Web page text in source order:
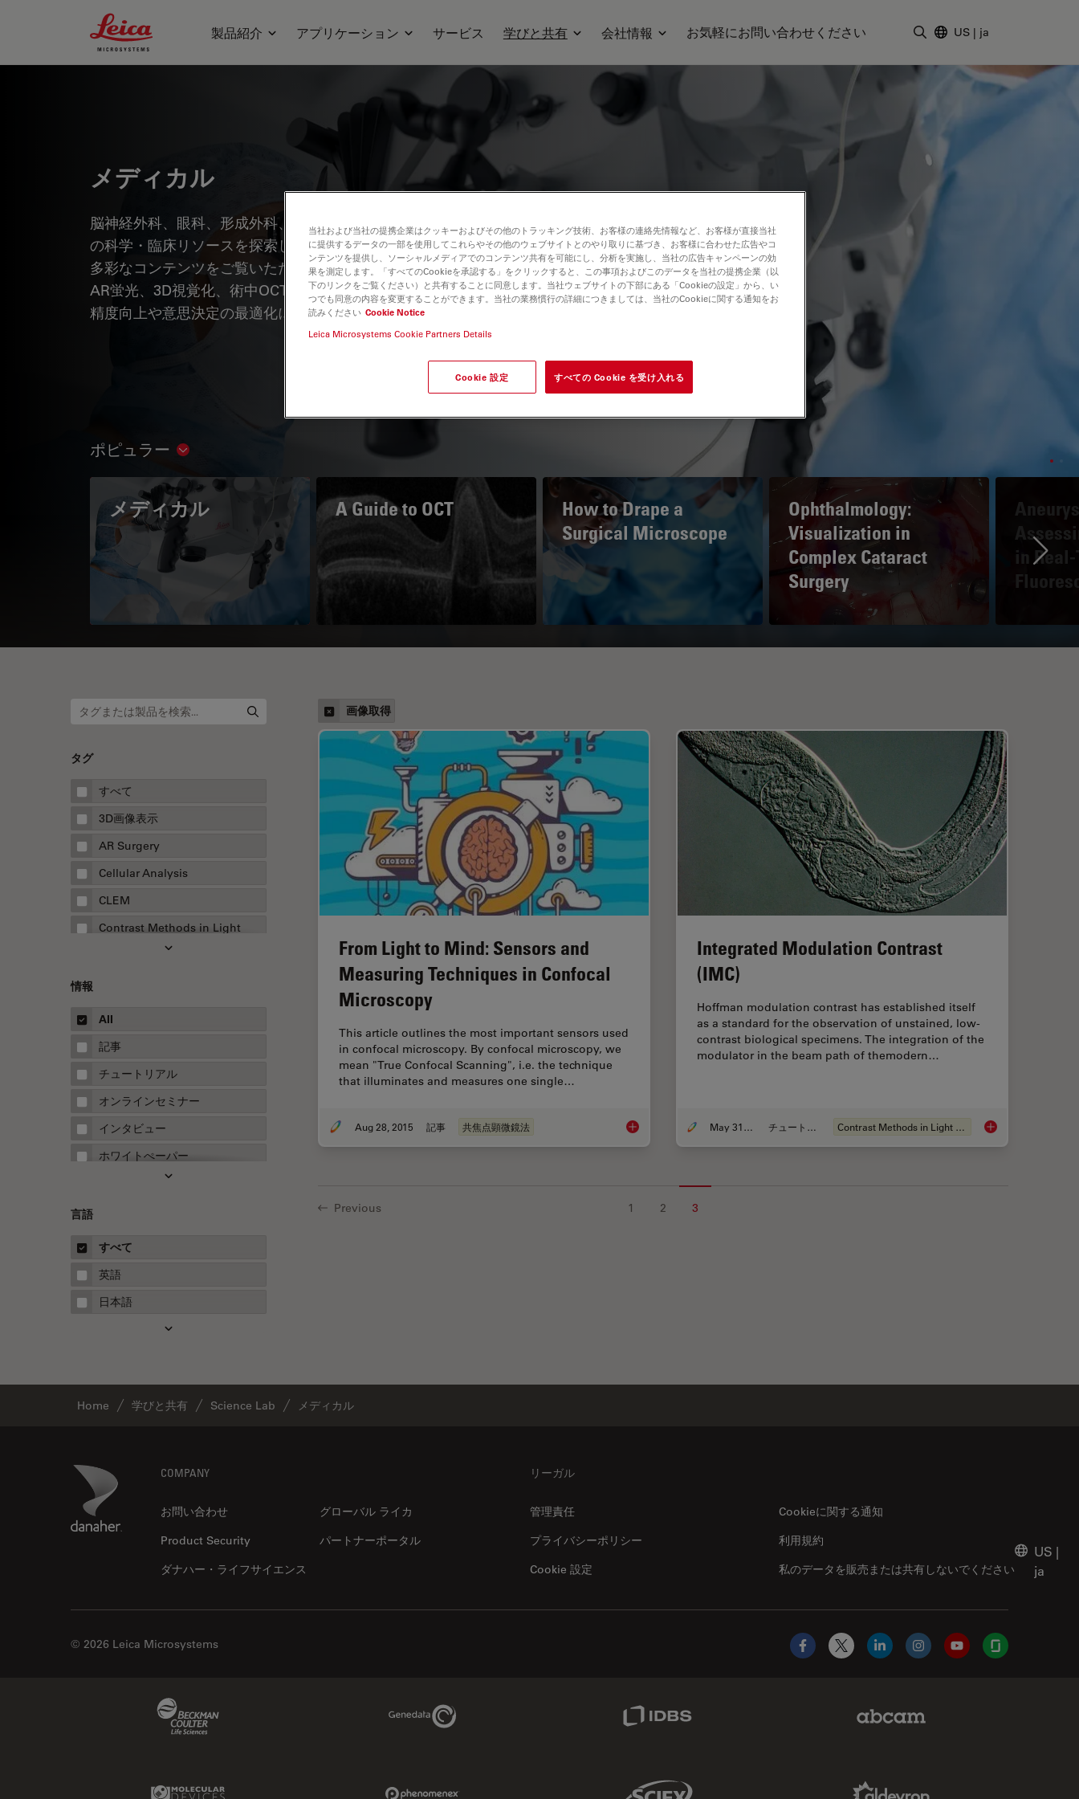
Leica Microsystems Logo
製品紹介 アプリケーション サービス 学びと共有 会社情報 お気軽にお問い合わせください US | ja
メディカル
脳神経外科、眼科、形成外科、耳鼻咽喉科、歯科の専門医向けに厳選された、最新
の科学・臨床リソースを探索しませんか？ 貴重な症例や洞察、シンポジウムなど、
多彩なコンテンツをご覧いただけます。 手術用顕微鏡の最先端技術に焦点を当て、
AR蛍光、3D視覚化、術中OCTイメージングといった革新的技術が、複雑な手術の
精度向上や意思決定の最適化にどのように貢献するかをご紹介します。
ポピュラー Show subnavigation
メディカル A Guide to OCT
How to Drape a
Surgical Microscope
Ophthalmology:
Visualization in
Complex Cataract
Surgery
in
タグ
すべて
3D画像表示
AR Surgery
Cellular Analysis
CLEM
Contrast Methods in Light
FLIM（蛍光寿命イメージング顕
微鏡法）
FluoSync
FRAP
FRET
Fテクニック
STELLARISの機能
TIRF
Upright Microscopy
アプリケーションノート
インペリアル・カレッジ・ロン
エルゴノミクス
エレクトロニクスのための断面
情報
All
記事
チュートリアル
オンラインセミナー
インタビュー
ホワイトぺーパー
ケーススタディ
言語
すべて
英語
日本語
画像取得
From Light to Mind: Sensors and
Measuring Techniques in Confocal
Microscopy
This article outlines the most important sensors used
in confocal microscopy. By confocal microscopy, we
mean "True Confocal Scanning", i.e. the technique
that illuminates and measures one single…
Aug 28, 2015 記事 共焦点顕微鏡法 From Light to Mind: Sensors and Measuring Techniques in Confocal Microscopy
Integrated Modulation Contrast
(IMC)
Hoffman modulation contrast has established itself
as a standard for the observation of unstained, low-
contrast biological specimens. The integration of the
modulator in the beam path of themodern…
May 31, 2011 チュートリアル Contrast Methods in Light Microscopy Integrated
Previous 1 2 3
Home 学びと共有 Science Lab メディカル
Danaher Logo COMPANY
お問い合わせ
グローバル ライカ
Product Security
パートナーポータル
ダナハー・ライフサイエンス
リーガル
管理責任
Cookieに関する通知
プライバシーポリシー
私のデータを販売または共有しないでください
利用規約
Cookie 設定
US |
ja
© 2026 Leica Microsystems
Facebook
X LinkedInInstagramYouTubeGlassdoor
Genedata Link
Molecular Devices Link Sciex Link
当社および当社の提携企業はクッキーおよびその他のトラッキング技術、お客様の連絡先情報など、お客様が直接当社
に提供するデータの一部を使用してこれらやその他のウェブサイトとのやり取りに基づき、お客様に合わせた広告やコ
ンテンツを提供し、ソーシャルメディアでのコンテンツ共有を可能にし、分析を実施し、当社の広告キャンペーンの効
果を測定します。「すべてのCookieを承認する」をクリックすると、この事項およびこのデータを当社の提携企業（以
下のリンクをご覧ください）と共有することに同意します。当社ウェブサイトの下部にある「Cookieの設定」から、い
つでも同意の内容を変更することができます。当社の業務慣行の詳細につきましては、当社のCookieに関する通知をお
読みください Cookie Notice
Leica Microsystems Cookie Partners Details
Cookie 設定 すべての Cookie を受け入れる